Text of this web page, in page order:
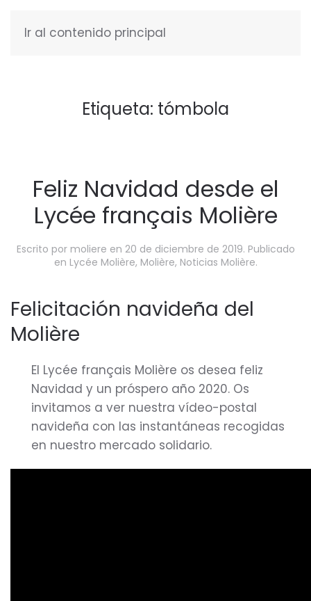
Ir al contenido principal
Etiqueta: tómbola
Feliz Navidad desde el
Lycée français Molière
Escrito por moliere en 20 de diciembre de 2019. Publicado
en Lycée Molière, Molière, Noticias Molière.
Felicitación navideña del
Molière
El Lycée français Molière os desea feliz
Navidad y un próspero año 2020. Os
invitamos a ver nuestra vídeo-postal
navideña con las instantáneas recogidas
en nuestro mercado solidario.